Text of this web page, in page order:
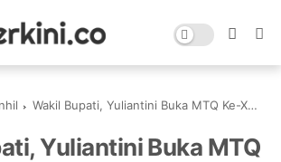
Wakil Bupati, Yuliantini Buka MTQ Ke-XV Kecamatan Pulau Burung, Tegaskan Dukungan Pembinaan Qori dan Hafidz Lokal
Yuliantini Buka MTQ